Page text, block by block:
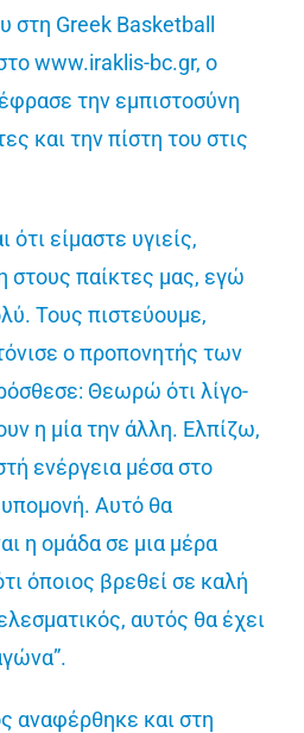
στη Greek Basketball
www.iraklis-bc.gr, ο
την εμπιστοσύνη
και την πίστη του στις
ότι είμαστε υγιείς,
στους παίκτες μας, εγώ
Τους πιστεύουμε,
ο προπονητής των
Θεωρώ ότι λίγο-
η μία την άλλη. Ελπίζω,
ενέργεια μέσα στο
υπομονή. Αυτό θα
η ομάδα σε μια μέρα
όποιος βρεθεί σε καλή
αυτός θα έχει
αναφέρθηκε και στη